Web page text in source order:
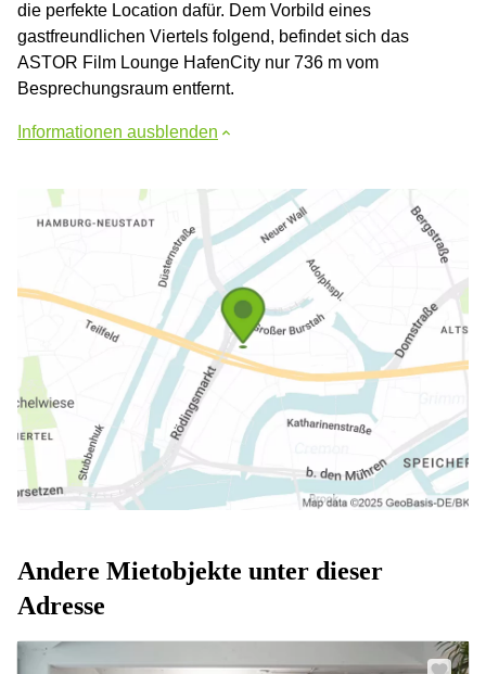
die perfekte Location dafür. Dem Vorbild eines
gastfreundlichen Viertels folgend, befindet sich das
ASTOR Film Lounge HafenCity nur 736 m vom
Besprechungsraum entfernt.
Informationen ausblenden
Andere Mietobjekte unter dieser
Adresse